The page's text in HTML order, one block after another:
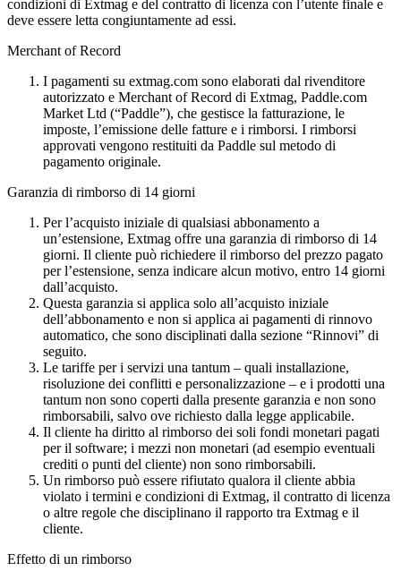
condizioni di Extmag e del contratto di licenza con l’utente finale e
deve essere letta congiuntamente ad essi.
Merchant of Record
I pagamenti su extmag.com sono elaborati dal rivenditore
autorizzato e Merchant of Record di Extmag, Paddle.com
Market Ltd (“Paddle”), che gestisce la fatturazione, le
imposte, l’emissione delle fatture e i rimborsi. I rimborsi
approvati vengono restituiti da Paddle sul metodo di
pagamento originale.
Garanzia di rimborso di 14 giorni
Per l’acquisto iniziale di qualsiasi abbonamento a
un’estensione, Extmag offre una garanzia di rimborso di 14
giorni. Il cliente può richiedere il rimborso del prezzo pagato
per l’estensione, senza indicare alcun motivo, entro 14 giorni
dall’acquisto.
Questa garanzia si applica solo all’acquisto iniziale
dell’abbonamento e non si applica ai pagamenti di rinnovo
automatico, che sono disciplinati dalla sezione “Rinnovi” di
seguito.
Le tariffe per i servizi una tantum – quali installazione,
risoluzione dei conflitti e personalizzazione – e i prodotti una
tantum non sono coperti dalla presente garanzia e non sono
rimborsabili, salvo ove richiesto dalla legge applicabile.
Il cliente ha diritto al rimborso dei soli fondi monetari pagati
per il software; i mezzi non monetari (ad esempio eventuali
crediti o punti del cliente) non sono rimborsabili.
Un rimborso può essere rifiutato qualora il cliente abbia
violato i termini e condizioni di Extmag, il contratto di licenza
o altre regole che disciplinano il rapporto tra Extmag e il
cliente.
Effetto di un rimborso